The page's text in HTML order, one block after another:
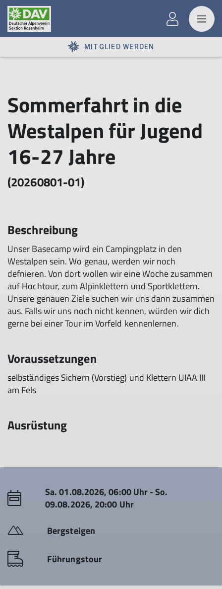
MITGLIED WERDEN
Sommerfahrt in die
Westalpen für Jugend
16-27 Jahre
(20260801-01)
Beschreibung
Unser Basecamp wird ein Campingplatz in den
Westalpen sein. Wo genau, werden wir noch
defnieren. Von dort wollen wir eine Woche zusammen
auf Hochtour, zum Alpinklettern und Sportklettern.
Unsere genauen Ziele suchen wir uns dann zusammen
aus. Falls wir uns noch nicht kennen, würden wir dich
gerne bei einer Tour im Vorfeld kennenlernen.
Voraussetzungen
selbständiges Sichern (Vorstieg) und Klettern UIAA III
am Fels
Ausrüstung
Sa. 01.08.2026, 06:00 Uhr - So.
09.08.2026, 20:00 Uhr
Bergsteigen
Führungstour